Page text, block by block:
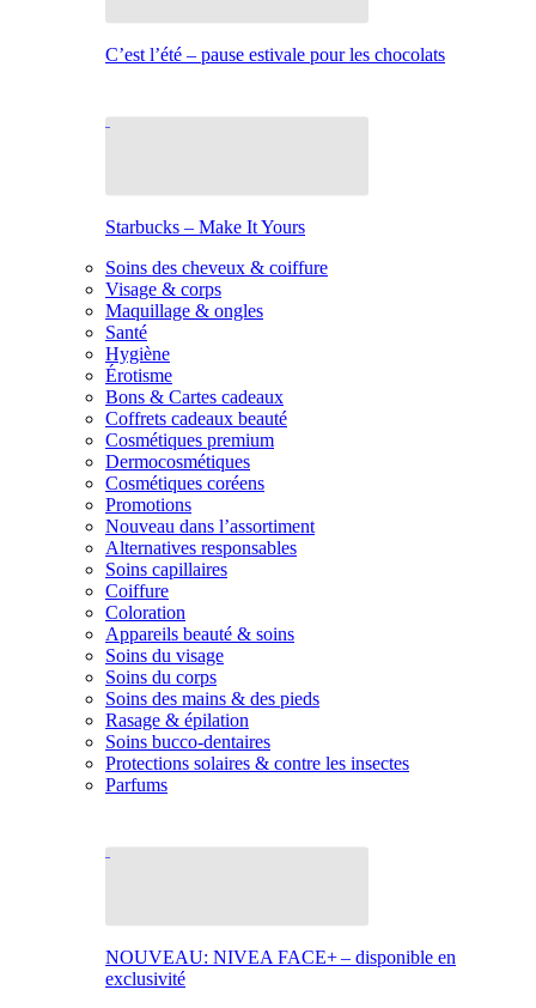
C’est l’été – pause estivale pour les chocolats
Starbucks – Make It Yours
Soins des cheveux & coiffure
Visage & corps
Maquillage & ongles
Santé
Hygiène
Érotisme
Bons & Cartes cadeaux
Coffrets cadeaux beauté
Cosmétiques premium
Dermocosmétiques
Cosmétiques coréens
Promotions
Nouveau dans l’assortiment
Alternatives responsables
Soins capillaires
Coiffure
Coloration
Appareils beauté & soins
Soins du visage
Soins du corps
Soins des mains & des pieds
Rasage & épilation
Soins bucco-dentaires
Protections solaires & contre les insectes
Parfums
NOUVEAU: NIVEA FACE+ – disponible en
exclusivité